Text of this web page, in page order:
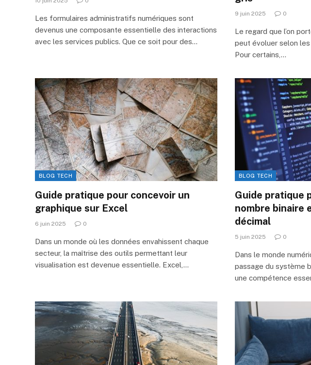
Les formulaires administratifs numériques sont
devenus une composante essentielle des interactions
avec les services publics. Que ce soit pour des…
9 juin 2025 0
Le regard que l’on
peut évoluer selon
Pour certains,…
BLOG TECH
Guide pratique pour concevoir un
graphique sur Excel
6 juin 2025 0
Dans un monde où les données envahissent chaque
secteur, la maîtrise des outils permettant leur
visualisation est devenue essentielle. Excel,…
BLOG TECH
Guide pratique
nombre binaire
décimal
5 juin 2025 0
Dans le monde
passage du système
une compétence